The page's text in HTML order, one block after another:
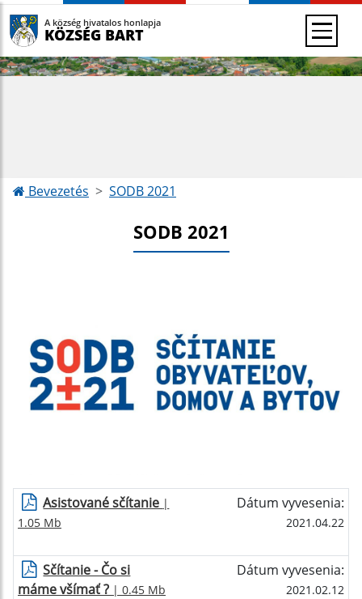
A község hivatalos honlapja
KÖZSÉG BART
Bevezetés SODB 2021
SODB 2021
Asistované sčítanie |
1.05 Mb
Dátum vyvesenia:
2021.04.22
Sčítanie - Čo si
máme všímať ? | 0.45 Mb
Dátum vyvesenia:
2021.02.12